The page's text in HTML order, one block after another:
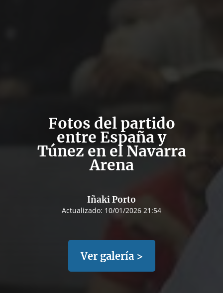
Fotos del partido
entre España y
Túnez en el Navarra
Arena
Iñaki Porto
Actualizado: 10/01/2026 21:54
Ver galería >